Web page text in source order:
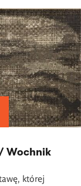
Wochnik
której